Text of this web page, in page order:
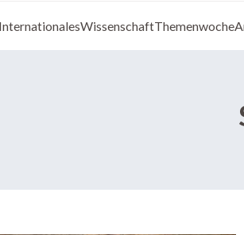
InternationalesWissenschaftThemenwoche